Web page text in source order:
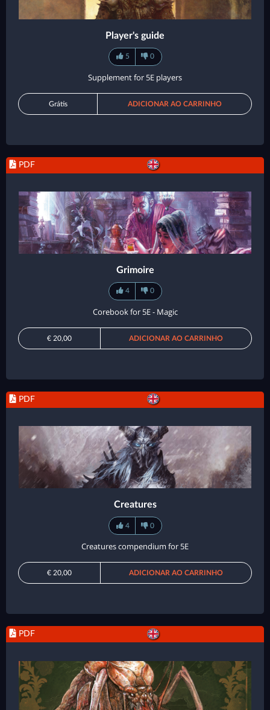
Player's guide
5 0
Supplement for 5E players
Grátis ADICIONAR AO CARRINHO
PDF
Grimoire
4 0
Corebook for 5E - Magic
€ 20,00 ADICIONAR AO CARRINHO
PDF
Creatures
4 0
Creatures compendium for 5E
€ 20,00 ADICIONAR AO CARRINHO
PDF